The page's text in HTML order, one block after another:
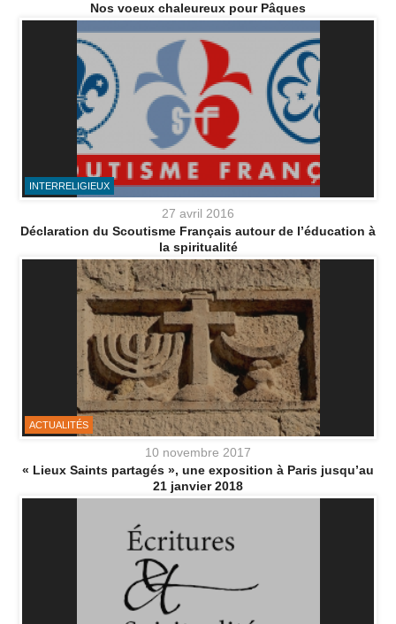
Nos voeux chaleureux pour Pâques
INTERRELIGIEUX
27 avril 2016
Déclaration du Scoutisme Français autour de l’éducation à
la spiritualité
ACTUALITÉS
10 novembre 2017
« Lieux Saints partagés », une exposition à Paris jusqu’au
21 janvier 2018